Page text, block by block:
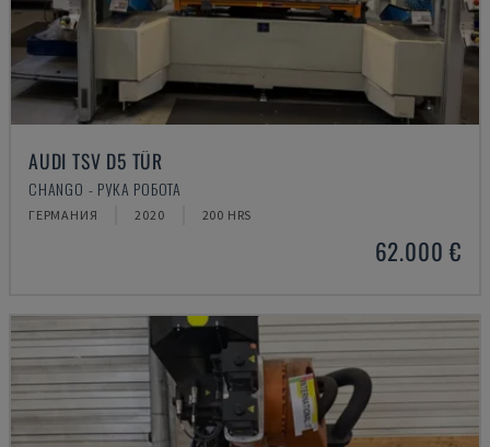
AUDI TSV D5 TÜR
CHANGO - РУКА РОБОТА
ГЕРМАНИЯ 2020 200 HRS
62.000 €